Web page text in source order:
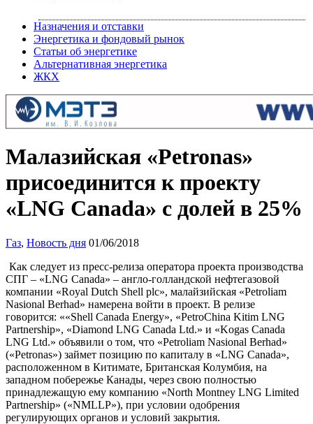
Назначения и отставки
Энергетика и фондовый рынок
Статьи об энергетике
Альтернативная энергетика
ЖКХ
Малазийская «Petronas»
присоединится к проекту
«LNG Canada» с долей в 25%
Газ, Новость дня 01/06/2018
Как следует из пресс-релиза оператора проекта производства
СПГ – «LNG Canada» – англо-голландской нефтегазовой
компании «Royal Dutch Shell plc», малайзийская «Petroliam
Nasional Berhad» намерена войти в проект. В релизе
говорится: ««Shell Canada Energy», «PetroChina Kitim LNG
Partnership», «Diamond LNG Canada Ltd.» и «Kogas Canada
LNG Ltd.» объявили о том, что «Petroliam Nasional Berhad»
(«Petronas») займет позицию по капиталу в «LNG Canada»,
расположенном в Китимате, Британская Колумбия, на
западном побережье Канады, через свою полностью
принадлежащую ему компанию «North Montney LNG Limited
Partnership» («NMLLP»), при условии одобрения
регулирующих органов и условий закрытия.